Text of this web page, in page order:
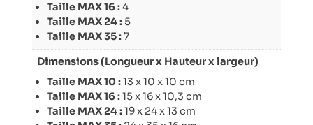
Taille MAX 16 :4
Taille MAX 24 : 5
Taille MAX 35 :7
Dimensions (Longueur x Hauteur x largeur)
Taille MAX 10 :13 x 10 x 10 cm
Taille MAX 16 :15 x 16 x 10,3 cm
Taille MAX 24 :19 x 24 x 13 cm